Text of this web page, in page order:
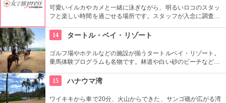
可愛いイルカやカメと一緒に泳ぎながら、明るいロコのスタッ
フと楽しい時間を過ごせる場所です。スタッフが入念に調査す
やフラなどの“授業”もあります。“卒業”時の達成感は一緒の思い
出になりそうですね。
14 タートル・ベイ・リゾート
ゴルフ場やホテルなどの施設が揃うタートルベイ・リゾート。
乗馬体験プログラムも名物です。林道や白い砂のビーチなど、
暮れ時のビーチを巡る乗馬プログラムもあります。
15 ハナウマ湾
ワイキキから車で20分、火山からできた、サンゴ礁が広がる湾